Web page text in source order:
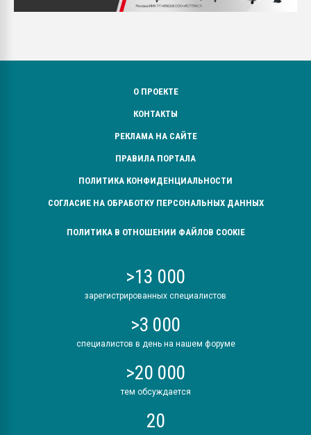
О ПРОЕКТЕ
КОНТАКТЫ
РЕКЛАМА НА САЙТЕ
ПРАВИЛА ПОРТАЛА
ПОЛИТИКА КОНФИДЕНЦИАЛЬНОСТИ
СОГЛАСИЕ НА ОБРАБОТКУ ПЕРСОНАЛЬНЫХ ДАННЫХ
ПОЛИТИКА В ОТНОШЕНИИ ФАЙЛОВ COOKIE
>13 000
зарегистрированных специалистов
>3 000
специалистов в день на нашем форуме
>20 000
тем обсуждается
20